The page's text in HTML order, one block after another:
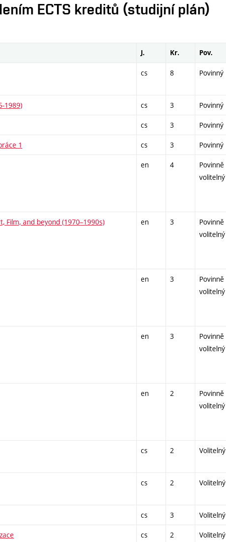
ECTS kreditů (studijní plán)
J. Kr. Pov.
cs 8 Povinný
1989) cs 3 Povinný
cs 3 Povinný
1 cs 3 Povinný
en 4
Povinně
volitelný
Film, and beyond (1970–1990s) en 3
Povinně
volitelný
en 3
Povinně
volitelný
en 3
Povinně
volitelný
en 2
Povinně
volitelný
cs 2 Volitelný
cs 2 Volitelný
cs 3 Volitelný
cs 2 Volitelný